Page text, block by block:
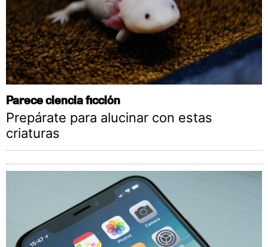
Parece ciencia ficción
Prepárate para alucinar con estas
criaturas